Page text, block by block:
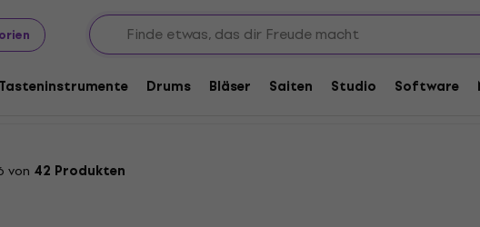
Tasteninstrumente Drums Bläser Saiten Studio Software
Software Plug-In FX-Prozessoren
von 42 Produkten